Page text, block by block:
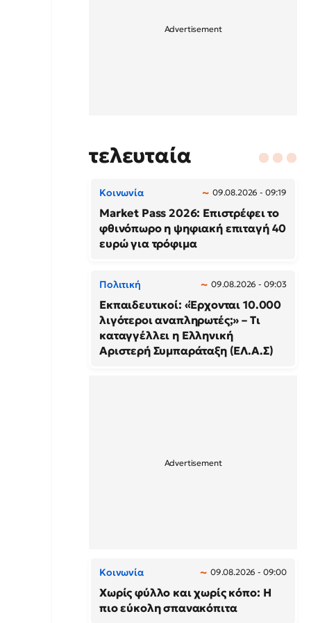
τελευταία
Κοινωνία 09.08.2026 - 09:19
Market Pass 2026: Επιστρέφει το
φθινόπωρο η ψηφιακή επιταγή 40
ευρώ για τρόφιμα
Πολιτική 09.08.2026 - 09:03
Εκπαιδευτικοί: «Έρχονται 10.000
λιγότεροι αναπληρωτές;» – Τι
καταγγέλλει η Ελληνική
Αριστερή Συμπαράταξη (ΕΛ.Α.Σ)
Κοινωνία 09.08.2026 - 09:00
Χωρίς φύλλο και χωρίς κόπο: Η
πιο εύκολη σπανακόπιτα